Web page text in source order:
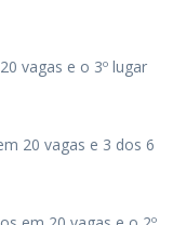
vagas e o 3º lugar
20 vagas e 3 dos 6